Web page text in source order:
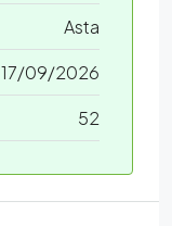
Asta
17/09/2026
52